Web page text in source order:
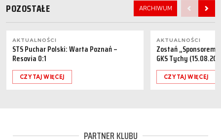
POZOSTAŁE ARCHIWUM
AKTUALNOŚCI
STS Puchar Polski: Warta Poznań –
Resovia 0:1
CZYTAJ WIĘCEJ
AKTUALNOŚCI
Zostań „Sponsorem
GKS Tychy
CZYTAJ WIĘCEJ
PARTNER KLUBU